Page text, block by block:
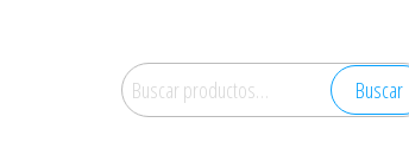
Buscar
por:
Buscar